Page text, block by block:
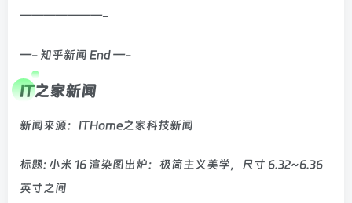
———————-
—- 知乎新闻 End —-
IT之家新闻
新闻来源：ITHome之家科技新闻
标题: 小米 16 渲染图出炉：极简主义美学，尺寸 6.32~6.36
英寸之间